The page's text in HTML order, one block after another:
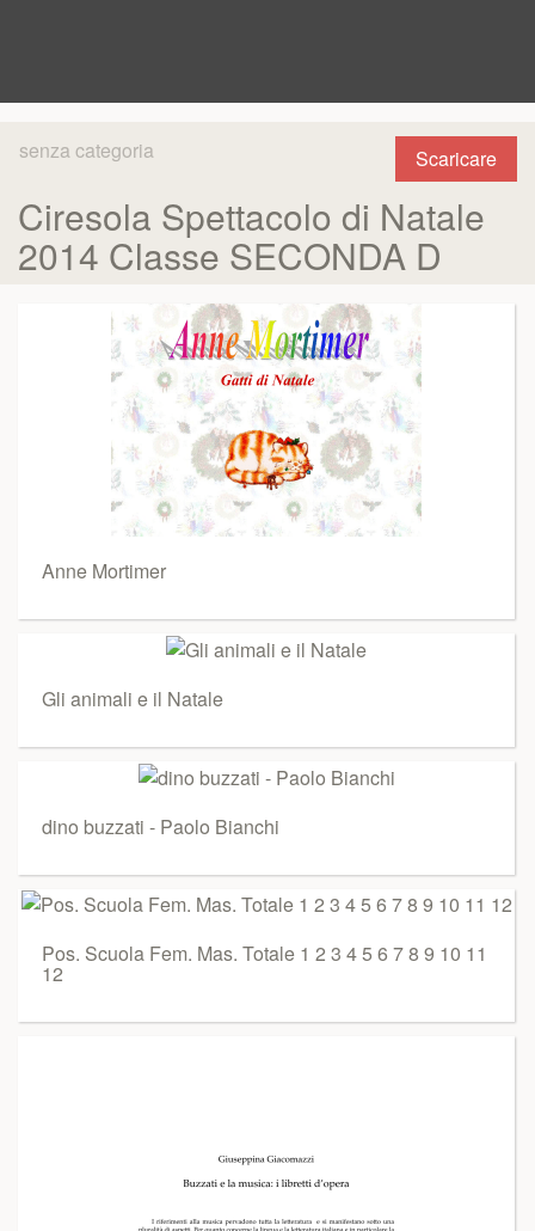
Scaricare
senza categoria
Ciresola Spettacolo di Natale
2014 Classe SECONDA D
Anne Mortimer
Gli animali e il Natale
dino buzzati - Paolo Bianchi
Pos. Scuola Fem. Mas. Totale 1 2 3 4 5 6 7 8 9 10 11
12